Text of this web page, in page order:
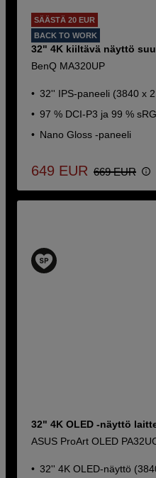
SÄÄSTÄ 20 EUR
BACK TO WORK
32" 4K kiiltävä näyttö
BenQ MA320UP
32'' IPS-paneeli (3840 x
97 % DCI-P3 ja 99 %
Nano Gloss -paneeli
649 EUR 669 EUR
32" 4K OLED -näyttö
ASUS ProArt OLED
32'' 4K OLED-näyttö